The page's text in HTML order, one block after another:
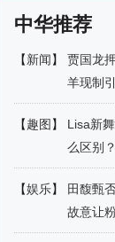
中华推荐
【新闻】
贾国龙
羊现制
【趣图 】
Lisa新
么区别？
【娱乐】
田馥甄
故意让